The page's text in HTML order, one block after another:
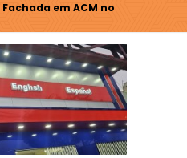
Fachada em ACM no